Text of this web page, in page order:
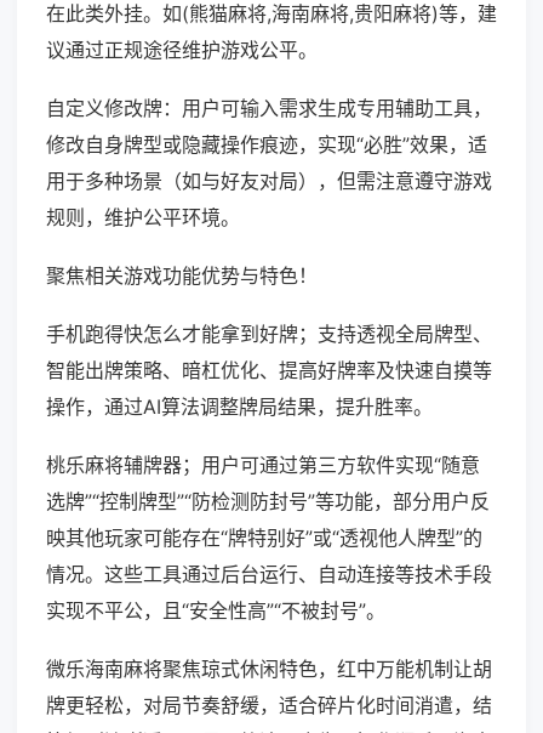
在此类外挂。如(熊猫麻将,海南麻将,贵阳麻将)等，建
议通过正规途径维护游戏公平。
自定义修改牌：用户可输入需求生成专用辅助工具，
修改自身牌型或隐藏操作痕迹，实现“必胜”效果，适
用于多种场景（如与好友对局），但需注意遵守游戏
规则，维护公平环境。
聚焦相关游戏功能优势与特色！
手机跑得快怎么才能拿到好牌；支持透视全局牌型、
智能出牌策略、暗杠优化、提高好牌率及快速自摸等
操作，通过AI算法调整牌局结果，提升胜率。
桃乐麻将辅牌器；用户可通过第三方软件实现“随意
选牌”“控制牌型”“防检测防封号”等功能，部分用户反
映其他玩家可能存在“牌特别好”或“透视他人牌型”的
情况。这些工具通过后台运行、自动连接等技术手段
实现不平公，且“安全性高”“不被封号”。
微乐海南麻将聚焦琼式休闲特色，红中万能机制让胡
牌更轻松，对局节奏舒缓，适合碎片化时间消遣，结